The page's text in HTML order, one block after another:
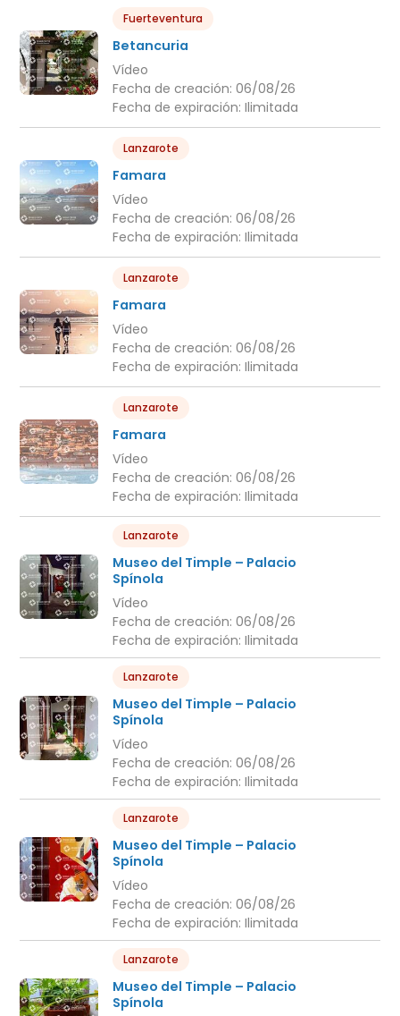
Fuerteventura
Betancuria
Vídeo
Fecha de creación: 06/08/26
Fecha de expiración: Ilimitada
Lanzarote
Famara
Vídeo
Fecha de creación: 06/08/26
Fecha de expiración: Ilimitada
Lanzarote
Famara
Vídeo
Fecha de creación: 06/08/26
Fecha de expiración: Ilimitada
Lanzarote
Famara
Vídeo
Fecha de creación: 06/08/26
Fecha de expiración: Ilimitada
Lanzarote
Museo del Timple – Palacio
Spínola
Vídeo
Fecha de creación: 06/08/26
Fecha de expiración: Ilimitada
Lanzarote
Museo del Timple – Palacio
Spínola
Vídeo
Fecha de creación: 06/08/26
Fecha de expiración: Ilimitada
Lanzarote
Museo del Timple – Palacio
Spínola
Vídeo
Fecha de creación: 06/08/26
Fecha de expiración: Ilimitada
Lanzarote
Museo del Timple – Palacio
Spínola